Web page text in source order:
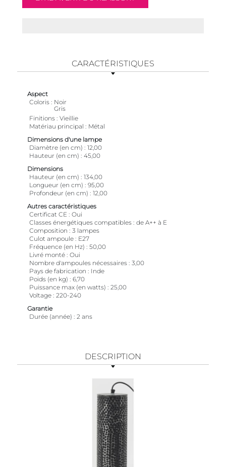
CARACTÉRISTIQUES
Aspect
Coloris
Noir
Gris
Finitions Vieillie
Matériau principal
Métal
Dimensions d'une lampe
Diamètre (en cm)
12,00
Hauteur (en cm)
45,00
Dimensions
Hauteur (en cm)
134,00
Longueur (en cm)
95,00
Profondeur (en cm)
12,00
Autres caractéristiques
Certificat CE
Oui
Classes énergétiques compatibles de A++ à E
Composition
3 lampes
Culot ampoule
E27
Fréquence (en Hz)
50,00
Livré monté Oui
Nombre d'ampoules nécessaires 3,00
Pays de fabrication
Inde
Poids (en kg)
6,70
Puissance max (en watts)
25,00
Voltage 220-240
Garantie
Durée (année)
2 ans
DESCRIPTION